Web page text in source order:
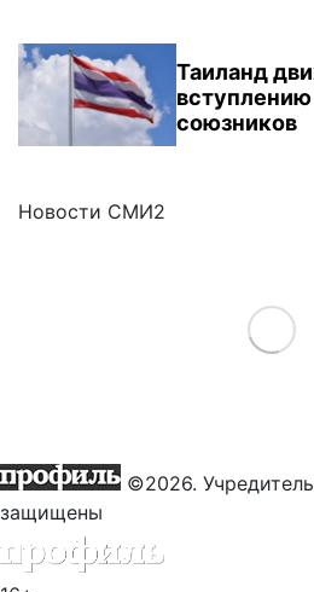
Таиланд
союзников
Новости СМИ2
Load More
©2026.
защищены